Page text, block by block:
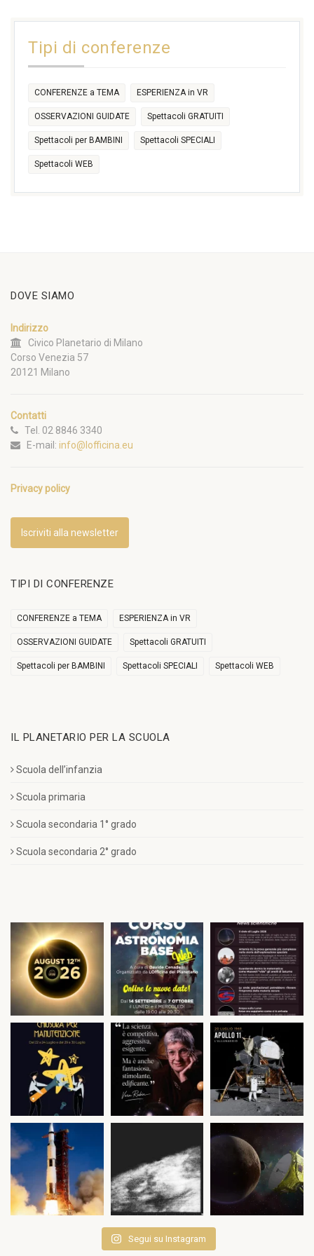
17:30
Tipi di conferenze
CONFERENZE a TEMA ESPERIENZA in VR
OSSERVAZIONI GUIDATE Spettacoli GRATUITI
Spettacoli per BAMBINI Spettacoli SPECIALI
Spettacoli WEB
DOVE SIAMO
Indirizzo
Civico Planetario di Milano
Corso Venezia 57
20121 Milano
Contatti
Tel. 02 8846 3340
E-mail: info@lofficina.eu
Privacy policy
Iscriviti alla newsletter
TIPI DI CONFERENZE
CONFERENZE a TEMA ESPERIENZA in VR
OSSERVAZIONI GUIDATE Spettacoli GRATUITI
Spettacoli per BAMBINI Spettacoli SPECIALI Spettacoli WEB
IL PLANETARIO PER LA SCUOLA
Scuola dell’infanzia
Scuola primaria
Scuola secondaria 1° grado
Scuola secondaria 2° grado
Segui su Instagram